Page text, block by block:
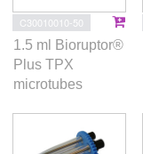
C30010010-50
1.5 ml Bioruptor®
Plus TPX
microtubes